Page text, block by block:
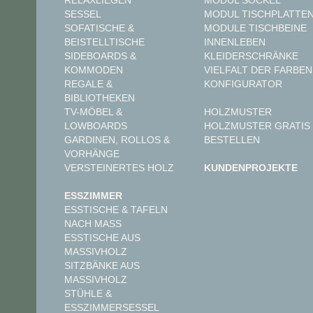
SESSEL
SOFATISCHE &
BEISTELLTISCHE
SIDEBOARDS &
KOMMODEN
REGALE &
BIBLIOTHEKEN
TV-MÖBEL &
LOWBOARDS
GARDINEN, ROLLOS &
VORHÄNGE
VERSTEINERTES HOLZ
ESSZIMMER
ESSTISCHE & TAFELN
NACH MASS
ESSTISCHE AUS
MASSIVHOLZ
SITZBÄNKE AUS
MASSIVHOLZ
STÜHLE &
ESSZIMMERSESSEL
MODUL
MODULE TISCHBEINE
INNENLEBEN
KLEIDERSCHRÄNKE
VIELFALT DER FARBEN
KONFIGURATOR
HOLZMUSTER
HOLZMUSTER GRATIS
BESTELLEN
KUNDENPROJEKTE